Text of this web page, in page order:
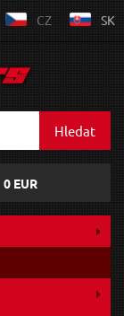
CZ SK
Hledat
0 EUR